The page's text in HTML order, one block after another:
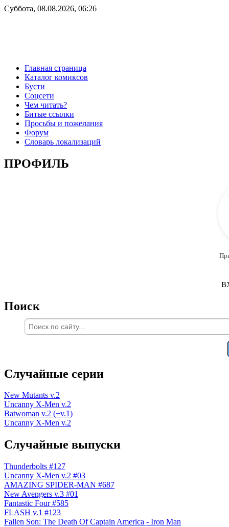
Суббота, 08.08.2026, 06:26
Главная страница
Каталог комиксов
Бусти
Соцсети
Чем читать?
Битые ссылки
Просьбы и пожелания
Форум
Словарь локализаций
ПРОФИЛЬ
Поиск
Случайные серии
New Mutants v.2
Uncanny X-Men v.2
Batwoman v.2 (+v.1)
Uncanny X-Men v.2
Случайные выпуски
Thunderbolts #127
Uncanny X-Men v.2 #03
AMAZING SPIDER-MAN #687
New Avengers v.3 #01
Fantastic Four #585
FLASH v.1 #123
Fallen Son: The Death Of Captain America - Iron Man